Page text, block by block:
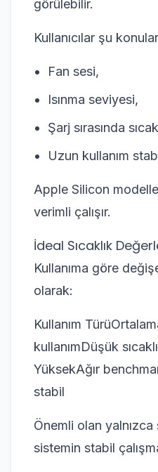
görülebilir.
Kullanıcılar şu
Fan sesi,
Isınma seviyesi,
Şarj sırasında
Uzun kullanım
Apple Silicon
verimli çalışır.
İdeal Sıcaklık
Kullanıma göre
olarak:
Kullanım
kullanımDüşük
YüksekAğır
stabil
Önemli olan yalnızca
sistemin stabil